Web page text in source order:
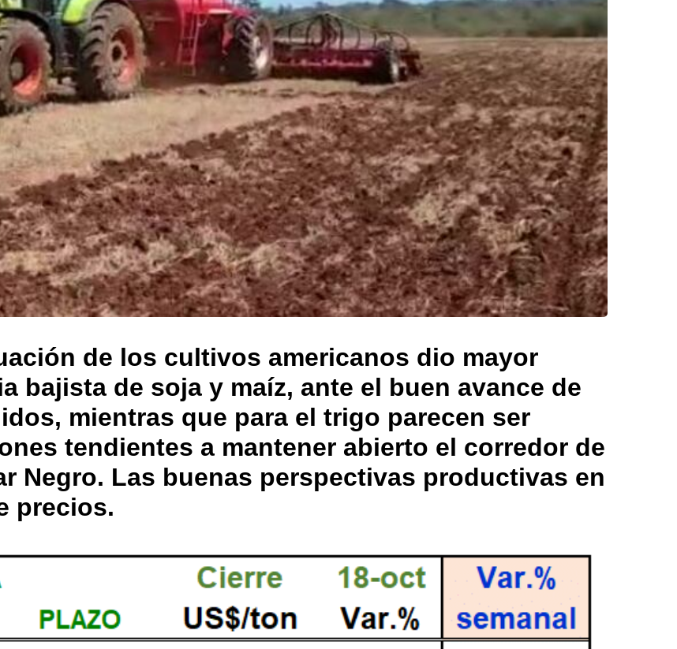
de los cultivos americanos dio mayor
bajista de soja y maíz, ante el buen avance de
mientras que para el trigo parecen ser
tendientes a mantener abierto el corredor de
Negro. Las buenas perspectivas productivas en
precios.